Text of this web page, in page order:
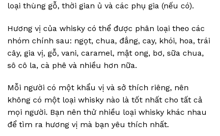
loại thùng gỗ, thời gian ủ và các phụ gia (nếu có).
Hương vị của whisky có thể được phân loại theo các
nhóm chính sau: ngọt, chua, đắng, cay, khói, hoa, trái
cây, gia vị, gỗ, vani, caramel, mật ong, bơ, sữa chua,
sô cô la, cà phê và nhiều hơn nữa.
Mỗi người có một khẩu vị và sở thích riêng, nên
không có một loại whisky nào là tốt nhất cho tất cả
mọi người. Bạn nên thử nhiều loại whisky khác nhau
để tìm ra hương vị mà bạn yêu thích nhất.